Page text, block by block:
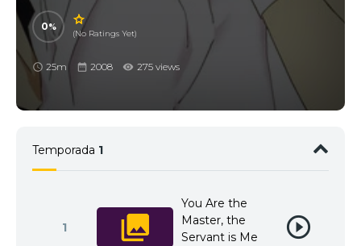
0
(No Ratings Yet)
25m 2008 275 views
Temporada 1
1
You Are the
Master, the
Servant is Me